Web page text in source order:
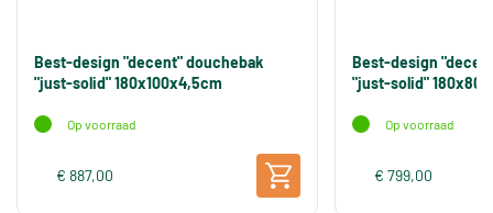
Best-design "decent" douchebak
"just-solid" 180x100x4,5cm
Op voorraad
€ 887,00
Best-design
"just-solid"
Op voorraad
€ 799,00